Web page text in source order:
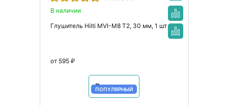
В наличии
Глушитель Hilti MVI-M8 T2, 30 мм, 1 шт
от 595 ₽
В корзину
ПОПУЛЯРНЫЙ